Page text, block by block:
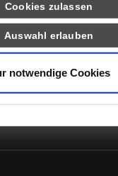
Cookies zulassen
Auswahl erlauben
notwendige Cookies